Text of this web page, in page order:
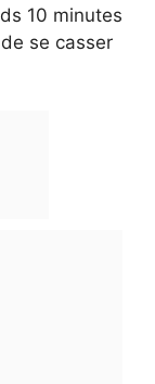
10 minutes
se casser